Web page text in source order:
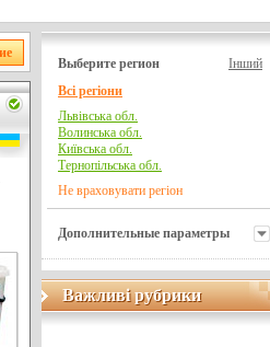
Выберите регион
Інший
Всі регіони
Львівська обл.
Волинська обл.
Київська обл.
Тернопільська обл.
Не враховувати регіон
Дополнительные параметры
Важливі рубрики
Важливі рубрики